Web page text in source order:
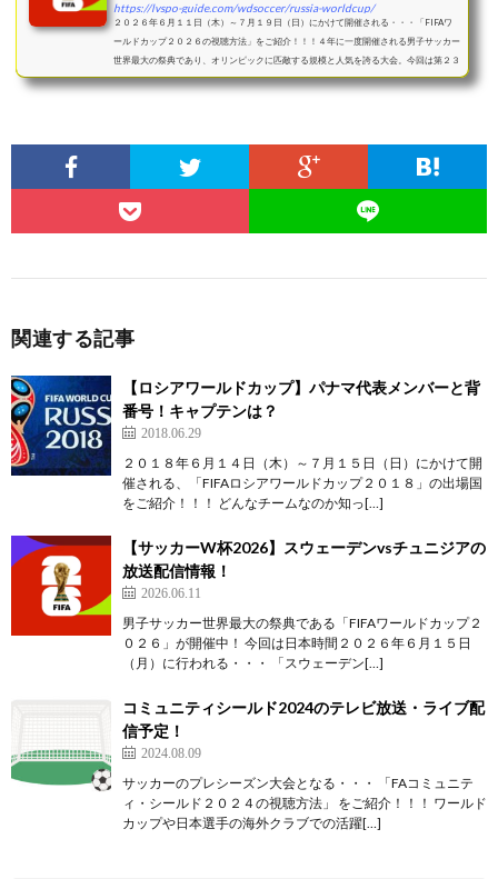
https://lvspo-guide.com/wdsoccer/russia-worldcup/
２０２６年６月１１日（木）～７月１９日（日）にかけて開催される・・・「FIFAワ
ールドカップ２０２６の視聴方法」をご紹介！！！４年に一度開催される男子サッカー
世界最大の祭典であり、オリンピックに匹敵する規模と人気を誇る大会。今回は第２３
回大会であり、...
関連する記事
【ロシアワールドカップ】パナマ代表メンバーと背
番号！キャプテンは？
2018.06.29
２０１８年６月１４日（木）～７月１５日（日）にかけて開
催される、「FIFAロシアワールドカップ２０１８」の出場国
をご紹介！！！ どんなチームなのか知っ[…]
【サッカーW杯2026】スウェーデンvsチュニジアの
放送配信情報！
2026.06.11
男子サッカー世界最大の祭典である「FIFAワールドカップ２
０２６」が開催中！ 今回は日本時間２０２６年６月１５日
（月）に行われる・・・ 「スウェーデン[…]
コミュニティシールド2024のテレビ放送・ライブ配
信予定！
2024.08.09
サッカーのプレシーズン大会となる・・・ 「FAコミュニテ
ィ・シールド２０２４の視聴方法」 をご紹介！！！ ワールド
カップや日本選手の海外クラブでの活躍[…]